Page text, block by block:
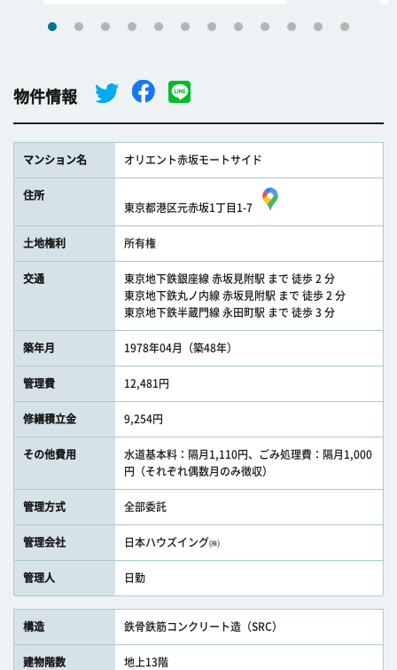
物件情報
マンション名 オリエント赤坂モートサイド
住所
東京都港区元赤坂1丁目1-7
土地権利 所有権
交通
東京地下鉄銀座線 赤坂見附駅 まで 徒歩 2 分
東京地下鉄丸ノ内線 赤坂見附駅 まで 徒歩 2 分
東京地下鉄半蔵門線 永田町駅 まで 徒歩 3 分
築年月 1978年04月（築48年）
管理費 12,481円
修繕積立金 9,254円
その他費用
水道基本料：隔月1,110円、ごみ処理費：隔月1,000
円（それぞれ偶数月のみ徴収）
管理方式 全部委託
管理会社 日本ハウズイング㈱
管理人 日勤
構造 鉄骨鉄筋コンクリート造（SRC）
建物階数 地上13階